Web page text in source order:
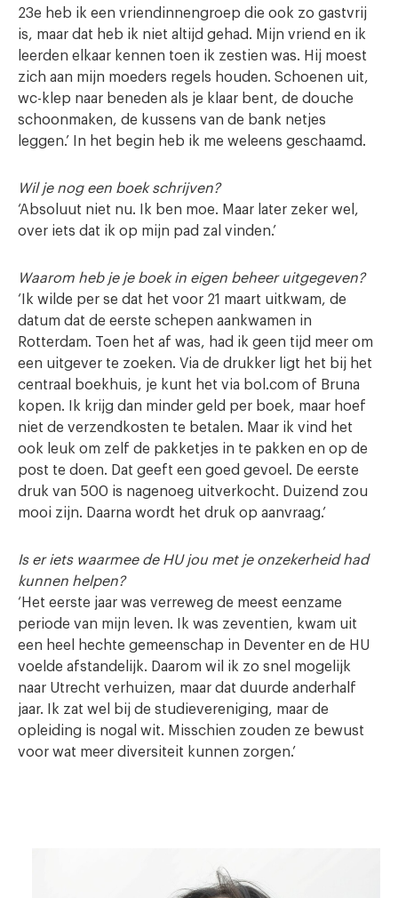
23e heb ik een vriendinnengroep die ook zo gastvrij
is, maar dat heb ik niet altijd gehad. Mijn vriend en ik
leerden elkaar kennen toen ik zestien was. Hij moest
zich aan mijn moeders regels houden. Schoenen uit,
wc-klep naar beneden als je klaar bent, de douche
schoonmaken, de kussens van de bank netjes
leggen.’ In het begin heb ik me weleens geschaamd.
Wil je nog een boek schrijven?
‘Absoluut niet nu. Ik ben moe. Maar later zeker wel,
over iets dat ik op mijn pad zal vinden.’
Waarom heb je je boek in eigen beheer uitgegeven?
‘Ik wilde per se dat het voor 21 maart uitkwam, de
datum dat de eerste schepen aankwamen in
Rotterdam. Toen het af was, had ik geen tijd meer om
een uitgever te zoeken. Via de drukker ligt het bij het
centraal boekhuis, je kunt het via bol.com of Bruna
kopen. Ik krijg dan minder geld per boek, maar hoef
niet de verzendkosten te betalen. Maar ik vind het
ook leuk om zelf de pakketjes in te pakken en op de
post te doen. Dat geeft een goed gevoel. De eerste
druk van 500 is nagenoeg uitverkocht. Duizend zou
mooi zijn. Daarna wordt het druk op aanvraag.’
Is er iets waarmee de HU jou met je onzekerheid had
kunnen helpen?
‘Het eerste jaar was verreweg de meest eenzame
periode van mijn leven. Ik was zeventien, kwam uit
een heel hechte gemeenschap in Deventer en de HU
voelde afstandelijk. Daarom wil ik zo snel mogelijk
naar Utrecht verhuizen, maar dat duurde anderhalf
jaar. Ik zat wel bij de studievereniging, maar de
opleiding is nogal wit. Misschien zouden ze bewust
voor wat meer diversiteit kunnen zorgen.’